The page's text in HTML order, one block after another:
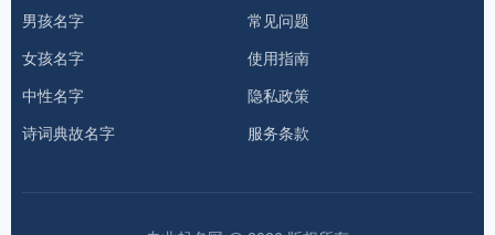
男孩名字
女孩名字
中性名字
诗词典故名字
常见问题
使用指南
隐私政策
服务条款